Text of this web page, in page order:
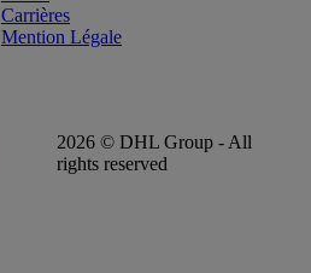
Carrières
Mention Légale
2026 © DHL Group - All
rights reserved